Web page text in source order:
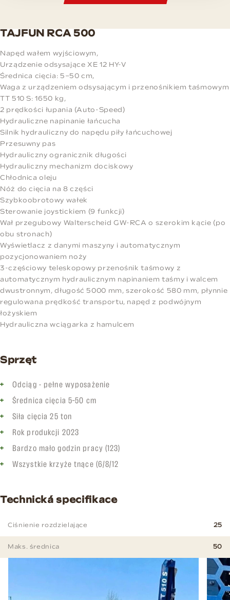
TAJFUN RCA 500
Napęd wałem wyjściowym,
Urządzenie odsysające XE 12 HY-V
Średnica cięcia: 5–50 cm,
Waga z urządzeniem odsysającym i przenośnikiem taśmowym
TT 510 S: 1650 kg,
2 prędkości łupania (Auto-Speed)
Hydrauliczne napinanie łańcucha
Silnik hydrauliczny do napędu piły łańcuchowej
Przesuwny pas
Hydrauliczny ogranicznik długości
Hydrauliczny mechanizm dociskowy
Chłodnica oleju
Nóż do cięcia na 8 części
Szybkoobrotowy wałek
Sterowanie joystickiem (9 funkcji)
Wał przegubowy Walterscheid GW-RCA o szerokim kącie (po
obu stronach)
Wyświetlacz z danymi maszyny i automatycznym
pozycjonowaniem noży
3-częściowy teleskopowy przenośnik taśmowy z
automatycznym hydraulicznym napinaniem taśmy i walcem
dwustronnym, długość 5000 mm, szerokość 580 mm, płynnie
regulowana prędkość transportu, napęd z podwójnym
łożyskiem
Hydrauliczna wciągarka z hamulcem
Sprzęt
Odciąg - pełne wyposażenie
Średnica cięcia 5–50 cm
Siła cięcia 25 ton
Rok produkcji 2023
Bardzo mało godzin pracy (123)
Wszystkie krzyże tnące (6/8/12
Technická specifikace
Ciśnienie rozdzielające 25
Maks. średnica 50